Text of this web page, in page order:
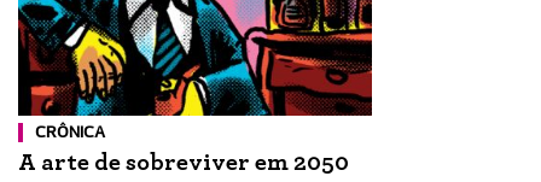
CRÔNICA
A arte de sobreviver em 2050